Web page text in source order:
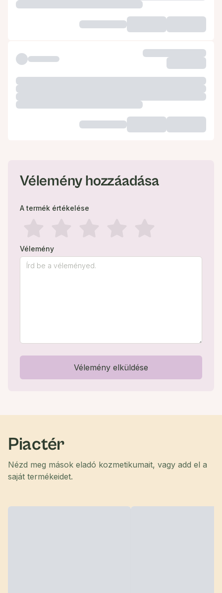
Vélemény hozzáadása
A termék értékelése
Vélemény
Vélemény elküldése
Piactér
Nézd meg mások eladó kozmetikumait, vagy add el a
saját termékeidet.